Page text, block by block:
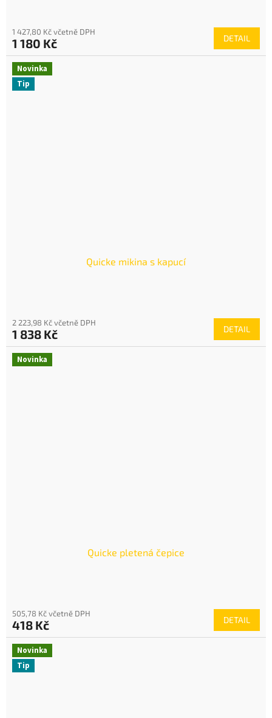
1 427,80 Kč včetně DPH
1 180 Kč DETAIL
Novinka
Tip
Quicke mikina s kapucí
2 223,98 Kč včetně DPH
1 838 Kč DETAIL
Novinka
Quicke pletená čepice
505,78 Kč včetně DPH
418 Kč DETAIL
Novinka
Tip